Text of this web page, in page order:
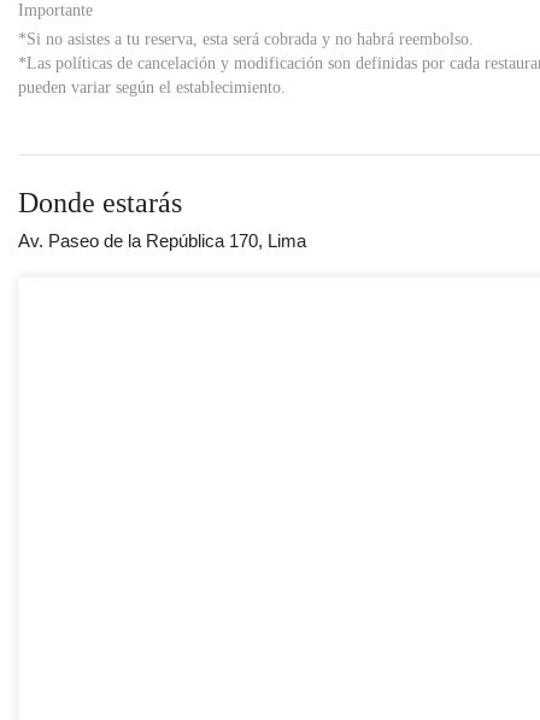
Importante
*Si no asistes a tu reserva, esta será cobrada y no habrá reembolso.
*Las políticas de cancelación y modificación son definidas por cada
pueden variar según el establecimiento.
Donde estarás
Av. Paseo de la República 170, Lima